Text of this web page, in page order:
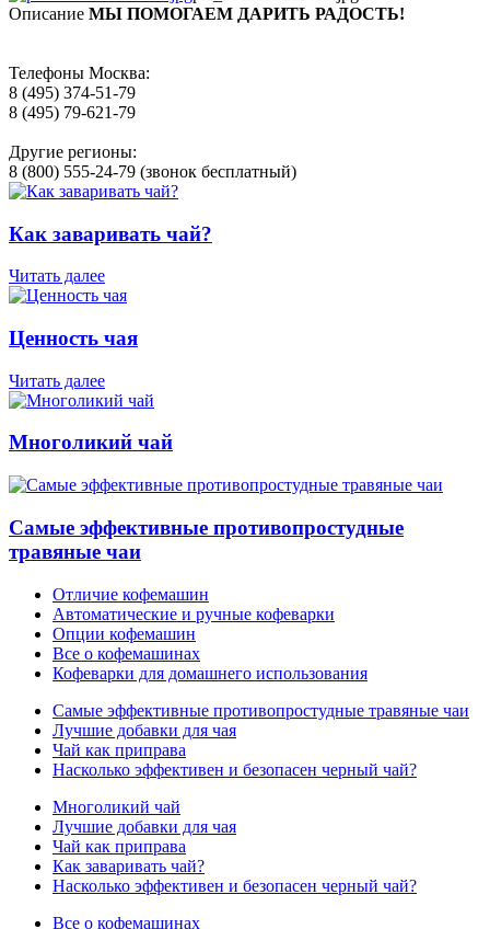
Описание МЫ ПОМОГАЕМ ДАРИТЬ РАДОСТЬ!
Телефоны Москва:
8 (495) 374-51-79
8 (495) 79-621-79
Другие регионы:
8 (800) 555-24-79 (звонок бесплатный)
Как заваривать чай?
Читать далее
Ценность чая
Читать далее
Многоликий чай
Самые эффективные противопростудные
травяные чаи
Отличие кофемашин
Автоматические и ручные кофеварки
Опции кофемашин
Все о кофемашинах
Кофеварки для домашнего использования
Самые эффективные противопростудные травяные чаи
Лучшие добавки для чая
Чай как приправа
Насколько эффективен и безопасен черный чай?
Многоликий чай
Лучшие добавки для чая
Чай как приправа
Как заваривать чай?
Насколько эффективен и безопасен черный чай?
Все о кофемашинах